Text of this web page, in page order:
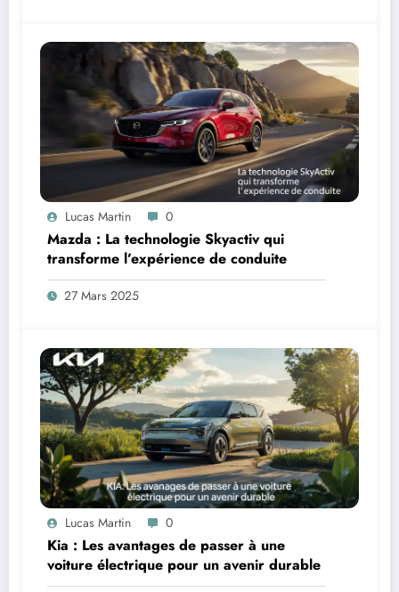
Lucas Martin 0
Mazda : La technologie Skyactiv qui
transforme l’expérience de conduite
27 Mars 2025
Lucas Martin 0
Kia : Les avantages de passer à une
voiture électrique pour un avenir durable